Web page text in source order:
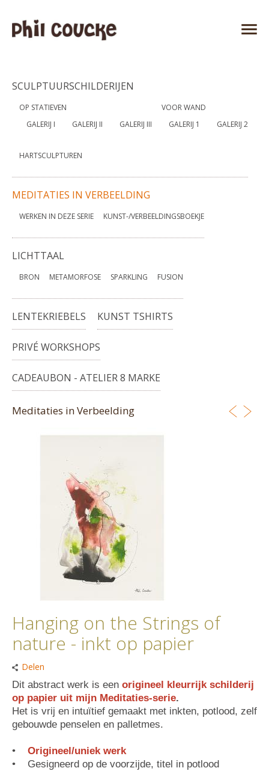
SCULPTUURSCHILDERIJEN
OP STATIEVEN
GALERIJ I
GALERIJ II GALERIJ III
VOOR WAND
GALERIJ 1
GALERIJ 2
HARTSCULPTUREN
MEDITATIES IN VERBEELDING
WERKEN IN DEZE SERIE KUNST-/VERBEELDINGSBOEKJE
LICHTTAAL
BRON METAMORFOSE SPARKLING FUSION
LENTEKRIEBELS KUNST TSHIRTS
PRIVÉ WORKSHOPS
CADEAUBON - ATELIER 8 MARKE
Meditaties in Verbeelding
Hanging on the Strings of
nature - inkt op papier
Delen
Dit abstract werk is een origineel kleurrijk schilderij
op papier uit mijn Meditaties-serie.
Het is vrij en intuïtief gemaakt met inkten, potlood, zelf
gebouwde penselen en palletmes.
• Origineel/uniek werk
• Gesigneerd op de voorzijde, titel in potlood